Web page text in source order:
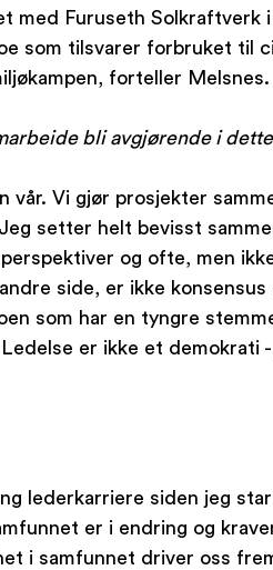
med Furuseth Solkraftverk
som tilsvarer forbruket til
forteller Melsnes.
bli avgjørende i
vår. Vi gjør prosjekter
setter helt bevisst
og ofte, men
side, er ikke konsensus
som har en tyngre
er ikke et demokrati
lederkarriere siden jeg
er i endring og
i samfunnet driver oss